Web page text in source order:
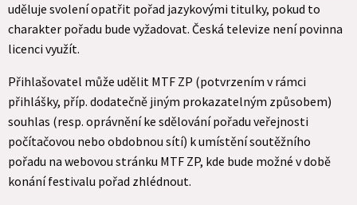
uděluje svolení opatřit pořad jazykovými titulky, pokud to
charakter pořadu bude vyžadovat. Česká televize není povinna
licenci využít.
Přihlašovatel může udělit MTF ZP (potvrzením v rámci
přihlášky, příp. dodatečně jiným prokazatelným způsobem)
souhlas (resp. oprávnění ke sdělování pořadu veřejnosti
počítačovou nebo obdobnou sítí) k umístění soutěžního
pořadu na webovou stránku MTF ZP, kde bude možné v době
konání festivalu pořad zhlédnout.